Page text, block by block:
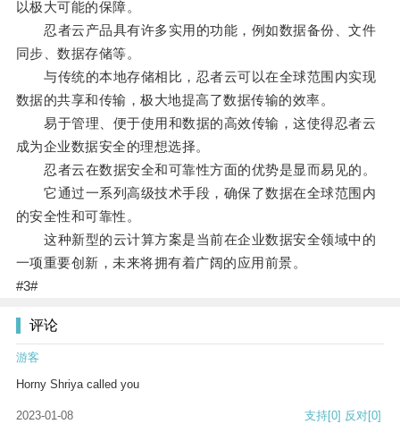
以极大可能的保障。
忍者云产品具有许多实用的功能，例如数据备份、文件
同步、数据存储等。
与传统的本地存储相比，忍者云可以在全球范围内实现
数据的共享和传输，极大地提高了数据传输的效率。
易于管理、便于使用和数据的高效传输，这使得忍者云
成为企业数据安全的理想选择。
忍者云在数据安全和可靠性方面的优势是显而易见的。
它通过一系列高级技术手段，确保了数据在全球范围内
的安全性和可靠性。
这种新型的云计算方案是当前在企业数据安全领域中的
一项重要创新，未来将拥有着广阔的应用前景。
#3#
评论
游客
Horny Shriya called you
2023-01-08 支持[0] 反对[0]